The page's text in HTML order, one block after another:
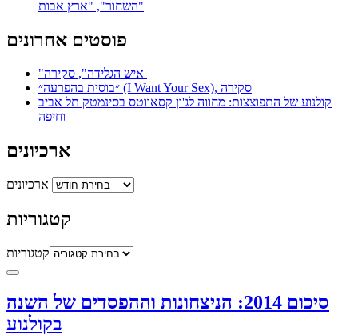
השחור", "ארץ אבות"
פוסטים אחרונים
״בוסית בהפרעה״ (I Want Your Sex), סקירה
קולנוע של התפוצצות: מחווה לג'ון קסאווטס בסינמטק תל אביב
וחיפה
ארכיונים
ארכיונים
קטגוריות
קטגוריות
סיכום 2014: הניצחונות וההפסדים של השנה
בקולנוע